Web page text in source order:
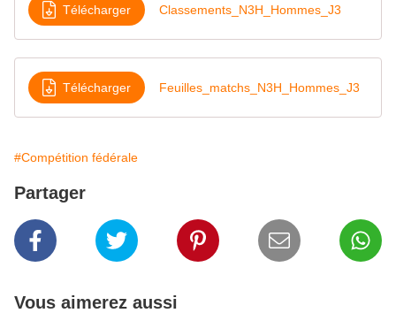
Télécharger Classements_N3H_Hommes_J3
Télécharger Feuilles_matchs_N3H_Hommes_J3
#Compétition fédérale
Partager
Vous aimerez aussi